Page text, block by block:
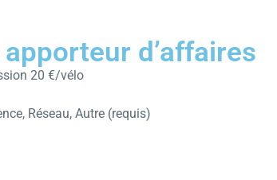
d’affaires
20 €/vélo
Réseau, Autre (requis)